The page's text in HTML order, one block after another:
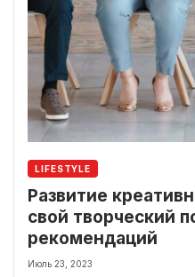
LIFESTYLE
Развитие
свой творческий
рекомендаций
Июль 23, 2023